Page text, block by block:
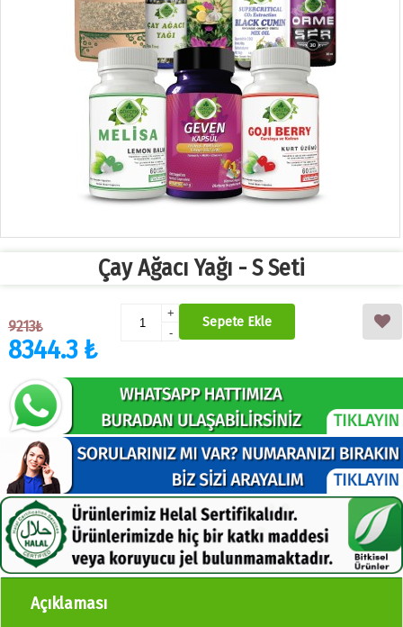
Çay Ağacı Yağı - S Seti
9213₺
8344.3 ₺
+
-
Sepete Ekle
Açıklaması